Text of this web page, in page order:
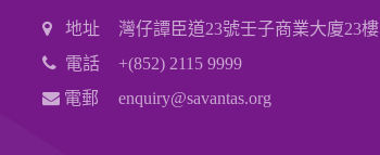
地址
灣仔譚臣道23號壬子商業大廈23樓
電話
+(852) 2115 9999
電郵
enquiry@savantas.org